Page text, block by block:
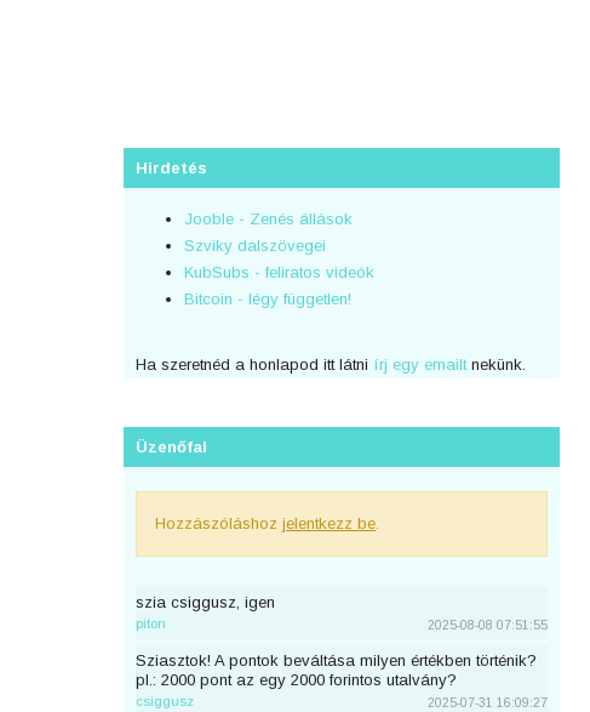
Hirdetés
Jooble - Zenés állások
Szviky dalszövegei
KubSubs - feliratos videók
Bitcoin - légy független!
Ha szeretnéd a honlapod itt látni írj egy emailtnekünk.
Üzenőfal
Hozzászóláshoz jelentkezz be.
szia csiggusz, igen
piton 2025-08-08 07:51:55
Sziasztok! A pontok beváltása milyen értékben történik?
pl.: 2000 pont az egy 2000 forintos utalvány?
csiggusz 2025-07-31 16:09:27